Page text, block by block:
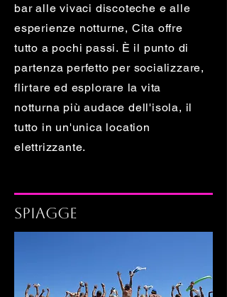
bar alle vivaci discoteche e alle
esperienze notturne, Cita offre
tutto a pochi passi. È il punto di
partenza perfetto per socializzare,
flirtare ed esplorare la vita
notturna più audace dell'isola, il
tutto in un'unica location
elettrizzante.
Spiagge